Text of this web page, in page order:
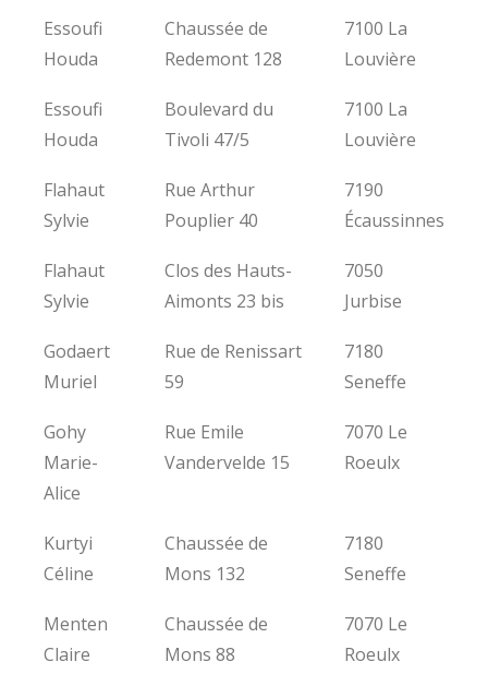
Essoufi
Houda
Chaussée de
Redemont 128
7100 La
Louvière
Essoufi
Houda
Boulevard du
Tivoli 47/5
7100 La
Louvière
Flahaut
Sylvie
Rue Arthur
Pouplier 40
7190
Écaussinnes
Flahaut
Sylvie
Clos des Hauts-
Aimonts 23 bis
7050
Jurbise
Godaert
Muriel
Rue de Renissart
59
7180
Seneffe
Gohy
Marie-
Alice
Rue Emile
Vandervelde 15
7070 Le
Roeulx
Kurtyi
Céline
Chaussée de
Mons 132
7180
Seneffe
Menten
Claire
Chaussée de
Mons 88
7070 Le
Roeulx